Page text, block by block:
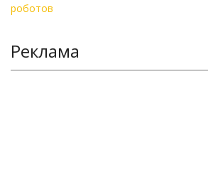
Реклама